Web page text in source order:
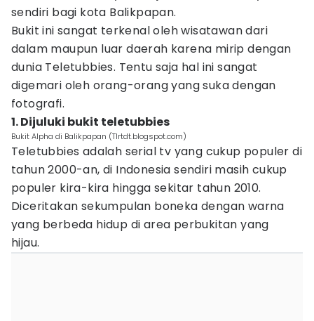
sendiri bagi kota Balikpapan.
Bukit ini sangat terkenal oleh wisatawan dari
dalam maupun luar daerah karena mirip dengan
dunia Teletubbies. Tentu saja hal ini sangat
digemari oleh orang-orang yang suka dengan
fotografi.
1. Dijuluki bukit teletubbies
Bukit Alpha di Balikpapan (Tlrtdt.blogspot.com)
Teletubbies adalah serial tv yang cukup populer di
tahun 2000-an, di Indonesia sendiri masih cukup
populer kira-kira hingga sekitar tahun 2010.
Diceritakan sekumpulan boneka dengan warna
yang berbeda hidup di area perbukitan yang
hijau.